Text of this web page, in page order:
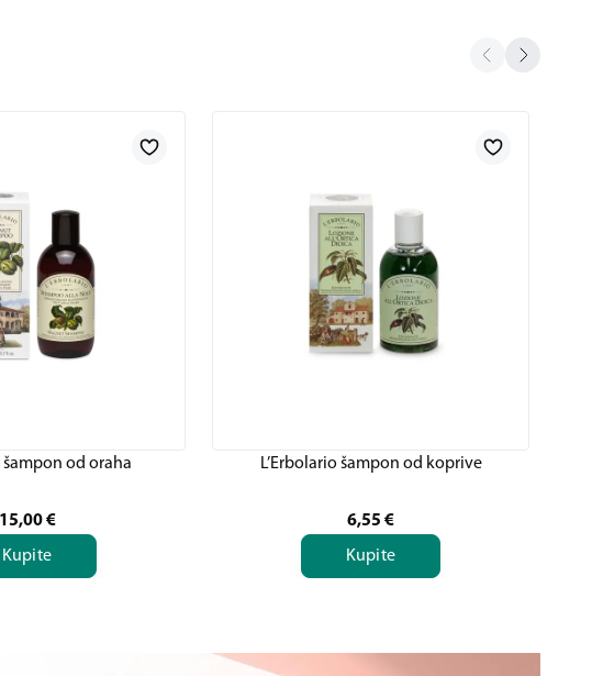
šampon od oraha
15,00 €
Kupite
L’Erbolario šampon od koprive
6,55 €
Kupite